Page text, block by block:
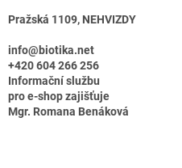
Pražská 1109, NEHVIZDY
info@biotika.net
+420 604 266 256
Informační službu
pro e-shop zajišťuje
Mgr. Romana Benáková